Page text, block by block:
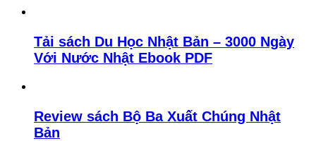
Tải sách Du Học Nhật Bản – 3000 Ngày
Với Nước Nhật Ebook PDF
Review sách Bộ Ba Xuất Chúng Nhật
Bản